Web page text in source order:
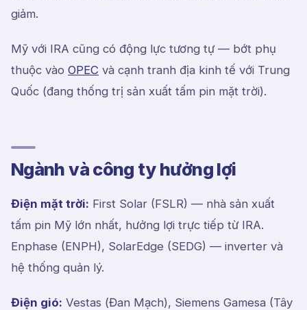
giảm.
Mỹ với IRA cũng có động lực tương tự — bớt phụ
thuộc vào OPEC và cạnh tranh địa kinh tế với Trung
Quốc (đang thống trị sản xuất tấm pin mặt trời).
Ngành và công ty hưởng lợi
Điện mặt trời: First Solar (FSLR) — nhà sản xuất
tấm pin Mỹ lớn nhất, hưởng lợi trực tiếp từ IRA.
Enphase (ENPH), SolarEdge (SEDG) — inverter và
hệ thống quản lý.
Điện gió: Vestas (Đan Mạch), Siemens Gamesa (Tây